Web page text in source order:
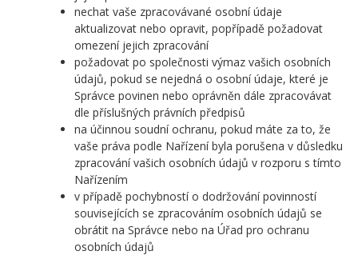
nechat vaše zpracovávané osobní údaje
aktualizovat nebo opravit, popřípadě požadovat
omezení jejich zpracování
požadovat po společnosti výmaz vašich osobních
údajů, pokud se nejedná o osobní údaje, které je
Správce povinen nebo oprávněn dále zpracovávat
dle příslušných právních předpisů
na účinnou soudní ochranu, pokud máte za to, že
vaše práva podle Nařízení byla porušena v důsledku
zpracování vašich osobních údajů v rozporu s tímto
Nařízením
v případě pochybností o dodržování povinností
souvisejících se zpracováním osobních údajů se
obrátit na Správce nebo na Úřad pro ochranu
osobních údajů